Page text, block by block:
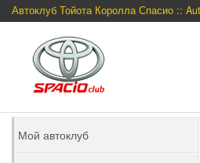
Автоклуб Тойота Королла Спасио ::
Мой автоклуб